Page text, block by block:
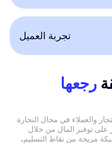
تجربة العميل
رجعها
والعملاء في مجال التجارة
على توفير المال من خلال
مريحة من نقاط التسليم.